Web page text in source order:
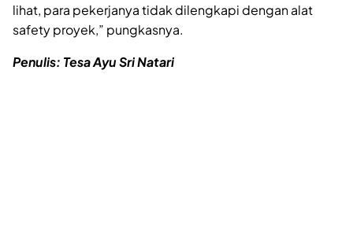
lihat, para pekerjanya tidak dilengkapi dengan alat
safety proyek,” pungkasnya.
Penulis: Tesa Ayu Sri Natari